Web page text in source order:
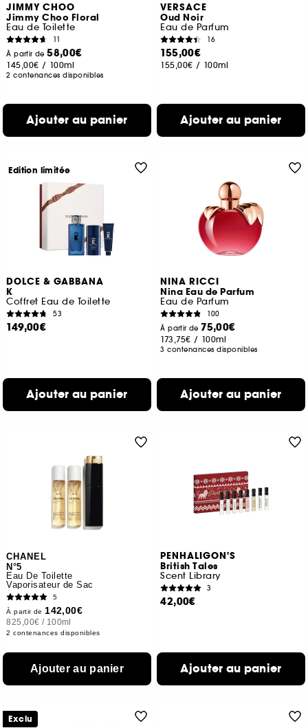
JIMMY CHOO
Jimmy Choo Floral
Eau de Toilette
11
À partir de58,00€
145,00€ / 100ml
2 contenances disponibles
Ajouter au panier
VERSACE
Oud Noir
Eau de Parfum
16
155,00€
155,00€ / 100ml
Ajouter au panier
DOLCE & GABBANA
K
Coffret Eau de Toilette
53
149,00€
Ajouter au panier
Edition limitée
NINA RICCI
Nina Eau de Parfum
Eau de Parfum
100
À partir de 75,00€
173,75€ / 100ml
3 contenances disponibles
Ajouter au panier
CHANEL
N°5
Eau De Toilette
Vaporisateur de Sac
5
À partir de 142,00€
825,00€ / 100ml
2 contenances disponibles
Ajouter au panier
PENHALIGON'S
British Tales
Scent Library
3
42,00€
Ajouter au panier
Exclu